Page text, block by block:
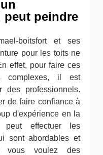
peindre
boitsfort et ses
pour les toits ne
effet, pour faire ces
complexes, il est
des professionnels.
de faire confiance à
d'expérience en la
effectuer les
sont abordables et
vous voulez des